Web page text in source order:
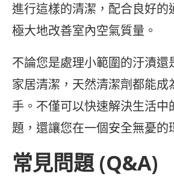
進行這樣的清潔，配合良好的
極大地改善室內空氣質量。
不論您是處理小範圍的汙漬還
家居清潔，天然清潔劑都能成
手。不僅可以快速解決生活中
題，還讓您在一個安全無憂的
常見問題 (Q&A)